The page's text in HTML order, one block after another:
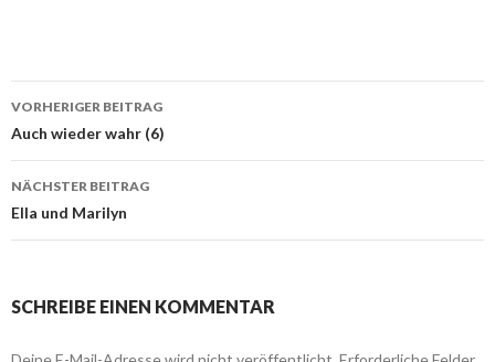
Beitragsnavigation
VORHERIGER BEITRAG
Auch wieder wahr (6)
NÄCHSTER BEITRAG
Ella und Marilyn
SCHREIBE EINEN KOMMENTAR